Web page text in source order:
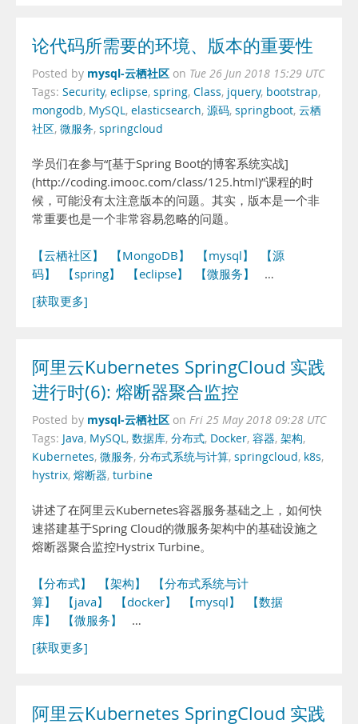
论代码所需要的环境、版本的重要性
Posted by mysql-云栖社区 on Tue 26 Jun 2018 15:29 UTC
Tags: Security, eclipse, spring, Class, jquery, bootstrap,
mongodb, MySQL, elasticsearch, 源码, springboot, 云栖
社区, 微服务, springcloud
学员们在参与“[基于Spring Boot的博客系统实战]
(http://coding.imooc.com/class/125.html)”课程的时
候，可能没有太注意版本的问题。其实，版本是一个非
常重要也是一个非常容易忽略的问题。
【云栖社区】 【MongoDB】 【mysql】
【源
码】
【spring】 【eclipse】 【微服务】
…
[获取更多]
阿里云Kubernetes SpringCloud 实践
进行时(6): 熔断器聚合监控
Posted by mysql-云栖社区 on Fri 25 May 2018 09:28 UTC
Tags: Java, MySQL, 数据库, 分布式, Docker, 容器, 架构,
Kubernetes, 微服务, 分布式系统与计算, springcloud, k8s,
hystrix, 熔断器, turbine
讲述了在阿里云Kubernetes容器服务基础之上，如何快
速搭建基于Spring Cloud的微服务架构中的基础设施之
熔断器聚合监控Hystrix Turbine。
【分布式】 【架构】
【分布式系统与计
算】
【java】 【docker】 【mysql】
【数据
库】
【微服务】
…
[获取更多]
阿里云Kubernetes SpringCloud 实践